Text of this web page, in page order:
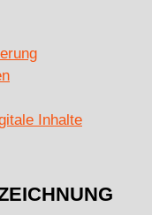
Inhalte